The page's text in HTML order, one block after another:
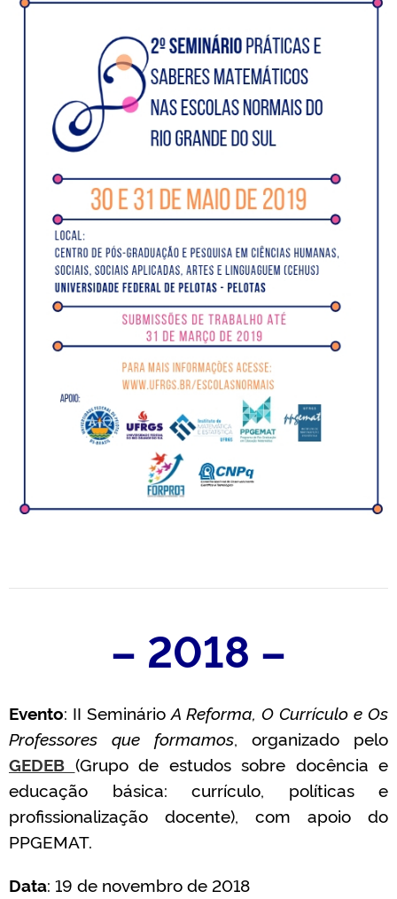
– 2018 –
Evento: II SeminárioA Reforma, O Currículo e Os
Professores que formamos, organizado pelo
GEDEB (Grupo de estudos sobre docência e
educação básica: currículo, políticas e
profissionalização docente), com apoio do
PPGEMAT.
Data: 19 de novembro de 2018